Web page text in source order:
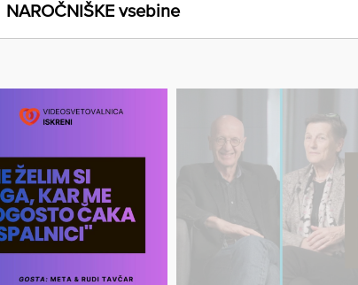
NAROČNIŠKE vsebine